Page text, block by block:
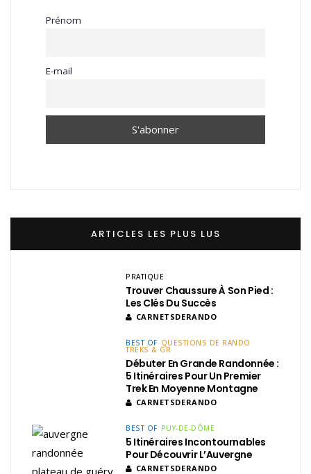
Prénom
E-mail
ARTICLES LES PLUS LUS
PRATIQUE
Trouver Chaussure À Son Pied :
Les Clés Du Succès
CARNETSDERANDO
BEST OF QUESTIONS DE RANDO
TREKS & GR
Débuter En Grande Randonnée :
5 Itinéraires Pour Un Premier
Trek En Moyenne Montagne
CARNETSDERANDO
BEST OF PUY-DE-DÔME
5 Itinéraires Incontournables
Pour Découvrir L’Auvergne
CARNETSDERANDO